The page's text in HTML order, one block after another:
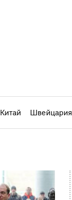
Китай Швейцария